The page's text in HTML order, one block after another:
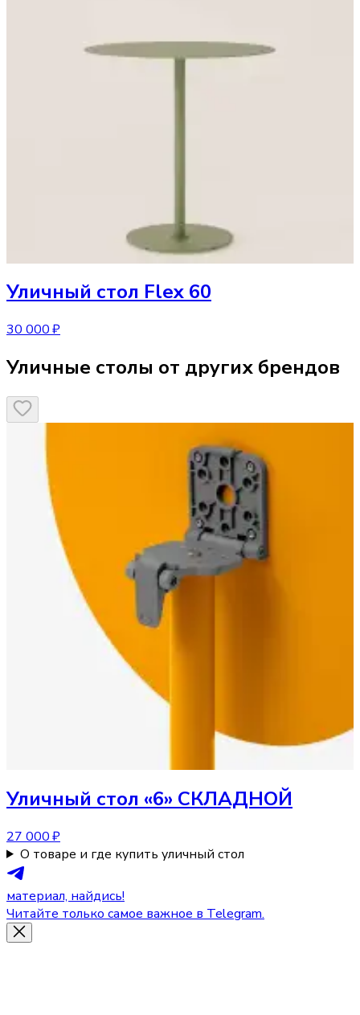
Уличный стол Flex 60
30 000 ₽
Уличные столы от других брендов
Уличный стол «6» СКЛАДНОЙ
27 000 ₽
О товаре и где купить уличный стол
материал, найдись!
Читайте только самое важное в Telegram.